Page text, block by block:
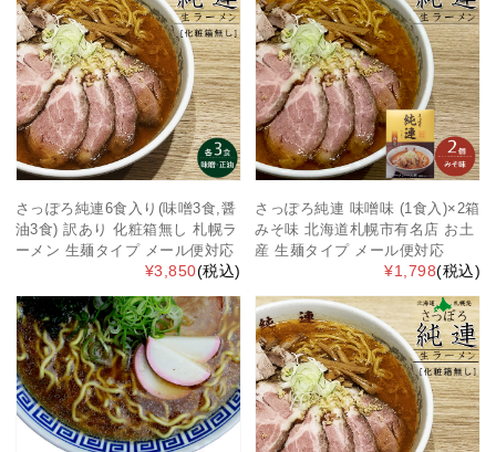
さっぽろ純連6食入り(味噌3食,醤
油3食) 訳あり 化粧箱無し 札幌ラ
ーメン 生麺タイプ メール便対応
¥3,850(税込)
さっぽろ純連 味噌味 (1食入)×2箱
みそ味 北海道札幌市有名店 お土
産 生麺タイプ メール便対応
¥1,798(税込)